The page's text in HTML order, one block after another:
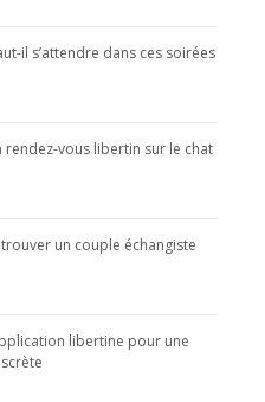
il s’attendre dans ces soirées
vous libertin sur le chat
un couple échangiste
libertine pour une